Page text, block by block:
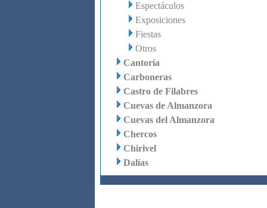
Espectáculos
Exposiciones
Fiestas
Otros
Cantoria
Carboneras
Castro de Filabres
Cuevas de Almanzora
Cuevas del Almanzora
Chercos
Chirivel
Dalías